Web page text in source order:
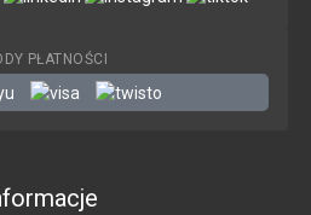
PŁATNOŚCI